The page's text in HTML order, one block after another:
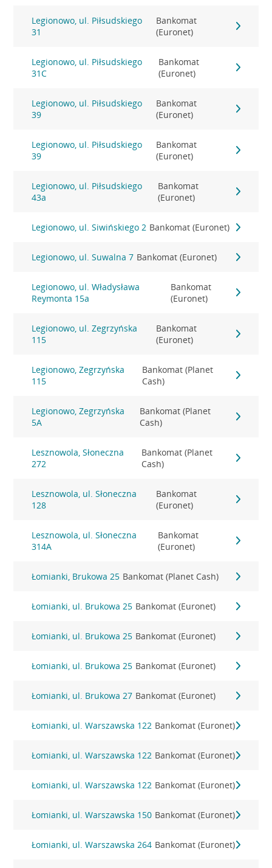
Legionowo, ul. Piłsudskiego
31
Bankomat
(Euronet)
Legionowo, ul. Piłsudskiego
31C
Bankomat
(Euronet)
Legionowo, ul. Piłsudskiego
39
Bankomat
(Euronet)
Legionowo, ul. Piłsudskiego
39
Bankomat
(Euronet)
Legionowo, ul. Piłsudskiego
43a
Bankomat
(Euronet)
Legionowo, ul. Siwińskiego 2 Bankomat (Euronet)
Legionowo, ul. Suwalna 7 Bankomat (Euronet)
Legionowo, ul. Władysława
Reymonta 15a
Bankomat
(Euronet)
Legionowo, ul. Zegrzyńska
115
Bankomat
(Euronet)
Legionowo, Zegrzyńska
115
Bankomat (Planet
Cash)
Legionowo, Zegrzyńska
5A
Bankomat (Planet
Cash)
Lesznowola, Słoneczna
272
Bankomat (Planet
Cash)
Lesznowola, ul. Słoneczna
128
Bankomat
(Euronet)
Lesznowola, ul. Słoneczna
314A
Bankomat
(Euronet)
Łomianki, Brukowa 25 Bankomat (Planet Cash)
Łomianki, ul. Brukowa 25 Bankomat (Euronet)
Łomianki, ul. Brukowa 25 Bankomat (Euronet)
Łomianki, ul. Brukowa 25 Bankomat (Euronet)
Łomianki, ul. Brukowa 27 Bankomat (Euronet)
Łomianki, ul. Warszawska 122 Bankomat (Euronet)
Łomianki, ul. Warszawska 122 Bankomat (Euronet)
Łomianki, ul. Warszawska 122 Bankomat (Euronet)
Łomianki, ul. Warszawska 150 Bankomat (Euronet)
Łomianki, ul. Warszawska 264 Bankomat (Euronet)